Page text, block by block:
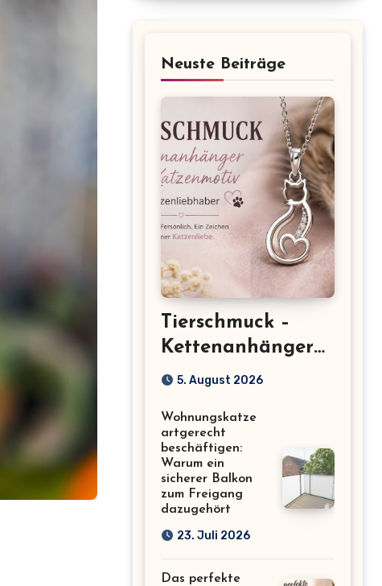
Neuste Beiträge
Tierschmuck –
Kettenanhänger
mit Katzenmotiv
Katzenliebhaber
5. August 2026
Wohnungskatze
artgerecht
beschäftigen:
Warum ein
sicherer Balkon
zum Freigang
dazugehört
23. Juli 2026
Das perfekte